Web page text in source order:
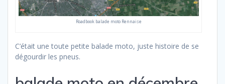
Roadbook balade moto Rennaise
C’était une toute petite balade moto, juste histoire de se
dégourdir les pneus.